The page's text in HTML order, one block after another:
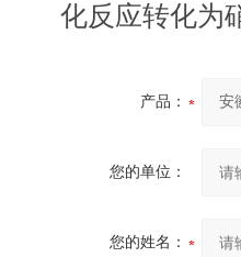
化反应转化为
产品：
您的单位：
您的姓名：